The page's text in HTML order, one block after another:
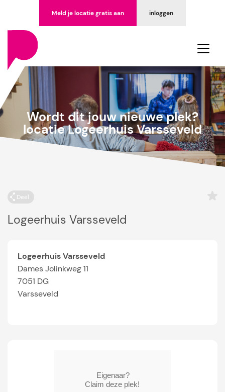
inloggen
Meld je locatie gratis aan
Wordt dit jouw nieuwe plek?
locatie Logeerhuis Varsseveld
Deel
Logeerhuis Varsseveld
Logeerhuis Varsseveld
Dames Jolinkweg 11
7051 DG
Varsseveld